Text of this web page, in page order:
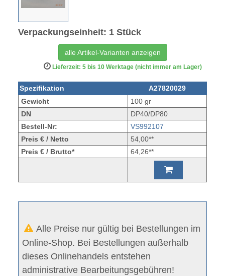
Verpackungseinheit: 1 Stück
alle Artikel-Varianten anzeigen
Lieferzeit: 5 bis 10 Werktage (nicht immer am Lager)
Spezifikation
A27820029
Gewicht
100 gr
DN
DP40/DP80
Bestell-Nr:
VS992107
Preis € / Netto
54,00**
Preis € / Brutto*
64,26**
Alle Preise nur gültig bei Bestellungen im
Online-Shop. Bei Bestellungen außerhalb
dieses Onlinehandels entstehen
administrative Bearbeitungsgebühren!